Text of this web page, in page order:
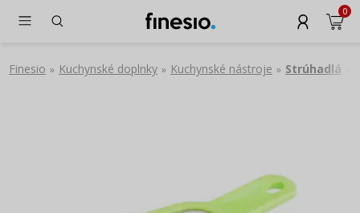
0
Finesio » Kuchynské doplnky » Kuchynské nástroje » Strúhadlá